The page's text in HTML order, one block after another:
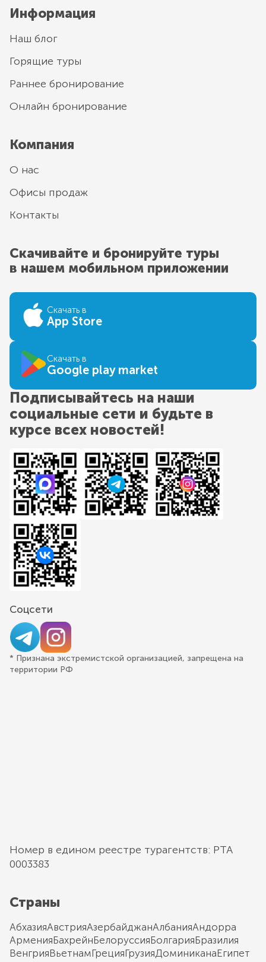
Информация
Наш блог
Горящие туры
Раннее бронирование
Онлайн бронирование
Компания
О нас
Офисы продаж
Контакты
Скачивайте и бронируйте туры
в нашем мобильном приложении
Скачать в
App Store
Скачать в
Google play market
Подписывайтесь на наши
социальные сети и будьте в
курсе всех новостей!
Соцсети
* Признана экстремистской организацией, запрещена на
территории РФ
Номер в едином реестре турагентств: РТА
0003383
Страны
АбхазияАвстрияАзербайджанАлбанияАндорра
АрменияБахрейнБелоруссияБолгарияБразилия
ВенгрияВьетнамГрецияГрузияДоминиканаЕгипет